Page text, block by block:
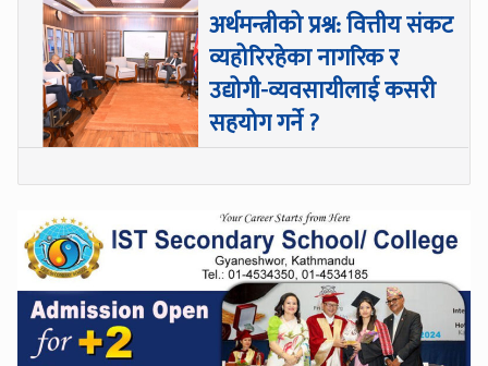
अर्थमन्त्रीको प्रश्न: वित्तीय संकट
व्यहोरिरहेका नागरिक र
उद्योगी-व्यवसायीलाई कसरी
सहयोग गर्ने ?